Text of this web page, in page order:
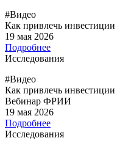
#Видео
Как привлечь инвестиции
19 мая 2026
Подробнее
Исследования
#Видео
Как привлечь инвестиции
Вебинар ФРИИ
19 мая 2026
Подробнее
Исследования